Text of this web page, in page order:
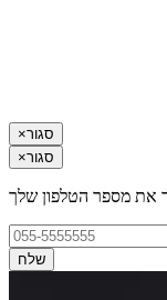
×סגור
×סגור
את מספר הטלפון שלך
שלח